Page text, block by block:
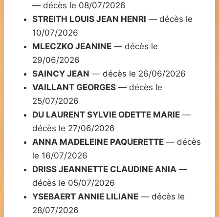
— décès le 08/07/2026
STREITH LOUIS JEAN HENRI — décès le
10/07/2026
MLECZKO JEANINE — décès le
29/06/2026
SAINCY JEAN — décès le 26/06/2026
VAILLANT GEORGES — décès le
25/07/2026
DU LAURENT SYLVIE ODETTE MARIE —
décès le 27/06/2026
ANNA MADELEINE PAQUERETTE — décès
le 16/07/2026
DRISS JEANNETTE CLAUDINE ANIA —
décès le 05/07/2026
YSEBAERT ANNIE LILIANE — décès le
28/07/2026